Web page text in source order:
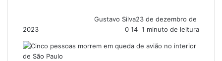
Gustavo Silva23 de dezembro de
2023
0 14 1 minuto de leitura